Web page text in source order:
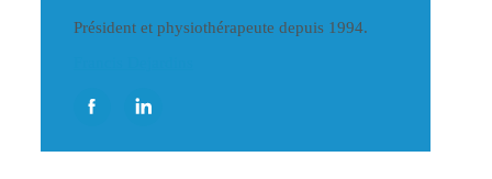
Président et physiothérapeute depuis 1994.